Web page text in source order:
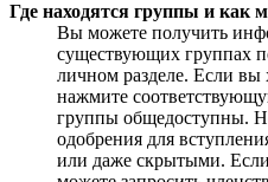
Где находятся группы и как
Вы можете получить
существующих группах
личном разделе. Если вы
нажмите
группы общедоступны.
одобрения для
или даже скрытыми.